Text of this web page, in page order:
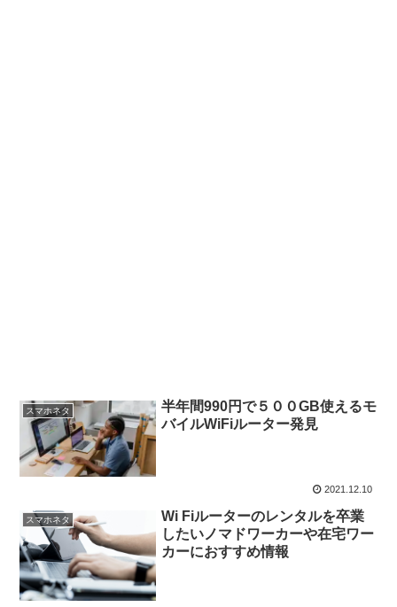
スマホネタ
半年間990円で５００GB使えるモ
バイルWiFiルーター発見
2021.12.10
スマホネタ
Wi Fiルーターのレンタルを卒業
したいノマドワーカーや在宅ワー
カーにおすすめ情報